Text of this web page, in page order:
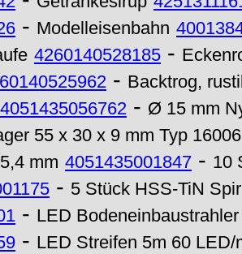
- Modelleisenbahn
4260140528185 -
- Backtrog,
4051435056762 - Ø 15 mm
55 x 30 x 9 mm Typ 16006
mm 4051435001847 - 10
- 5 Stück HSS-TiN
- LED
- LED Streifen 5m 60